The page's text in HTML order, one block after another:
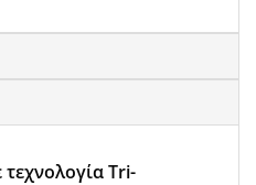
Tri-